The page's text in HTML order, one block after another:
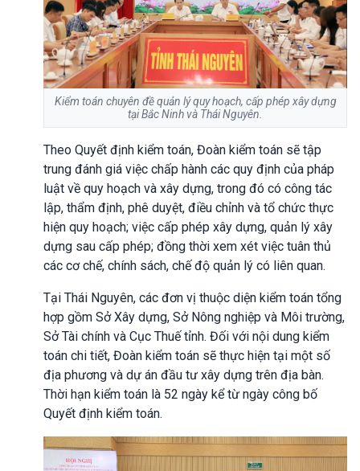
Kiểm toán chuyên đề quản lý quy hoạch, cấp phép xây dựng
tại Bắc Ninh và Thái Nguyên.
Theo Quyết định kiểm toán, Đoàn kiểm toán sẽ tập
trung đánh giá việc chấp hành các quy định của pháp
luật về quy hoạch và xây dựng, trong đó có công tác
lập, thẩm định, phê duyệt, điều chỉnh và tổ chức thực
hiện quy hoạch; việc cấp phép xây dựng, quản lý xây
dựng sau cấp phép; đồng thời xem xét việc tuân thủ
các cơ chế, chính sách, chế độ quản lý có liên quan.
Tại Thái Nguyên, các đơn vị thuộc diện kiểm toán tổng
hợp gồm Sở Xây dựng, Sở Nông nghiệp và Môi trường,
Sở Tài chính và Cục Thuế tỉnh. Đối với nội dung kiểm
toán chi tiết, Đoàn kiểm toán sẽ thực hiện tại một số
địa phương và dự án đầu tư xây dựng trên địa bàn.
Thời hạn kiểm toán là 52 ngày kể từ ngày công bố
Quyết định kiểm toán.